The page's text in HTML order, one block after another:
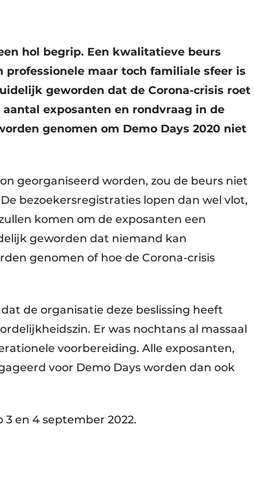
hol begrip. Een kwalitatieve beurs
maar toch familiale sfeer is
geworden dat de Corona-crisis roet
exposanten en rondvraag in de
genomen om Demo Days 2020 niet
georganiseerd worden, zou de beurs niet
bezoekersregistraties lopen dan wel vlot,
komen om de exposanten een
geworden dat niemand kan
genomen of hoe de Corona-crisis
de organisatie deze beslissing heeft
Er was nochtans al massaal
voorbereiding. Alle exposanten,
voor Demo Days worden dan ook
3 en 4 september 2022.